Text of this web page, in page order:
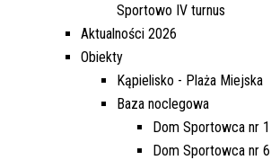
Sportowo IV turnus
Aktualności 2026
Obiekty
Kąpielisko - Plaża Miejska
Baza noclegowa
Dom Sportowca nr 1
Dom Sportowca nr 6